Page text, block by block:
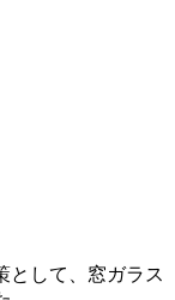
として、窓ガラス